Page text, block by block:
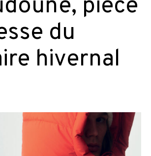
pièce
du
hivernal